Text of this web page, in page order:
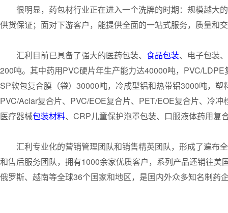
很明显，药包材行业正在进入一个洗牌的时期：规模越大
供货保证；面对下游客户，能提供全面的一站式服务，质量和
汇利目前已具备了强大的医药包装、 食品包装、电子包装
200吨。其中药用PVC硬片年生产能力达40000吨，PVC/
SP软包复合膜（袋）30000吨，冷成型铝和热带铝3000吨，
PVC/Aclar复合片、PVC/EOE复合片、PET/EOE复合片、冷
医疗器械包装材料、CRP儿童保护泡罩包装、口服液体药用复
汇利专业化的营销管理团队和销售精英团队，形成了遍布
和售后服务团队，拥有1000余家优质客户，系列产品还销往
俄罗斯、越南等全球36个国家和地区，是国内外众多知名制药